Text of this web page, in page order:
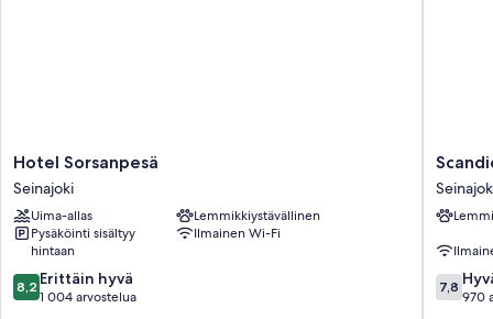
Hotel
Sorsanpesä
Seinajoki
Hotel Sorsanpesä
Seinajoki
Uima-allas
Lemmikkiystävällinen
Pysäköinti sisältyy
hintaan
Ilmainen Wi-Fi
8.2
kautta
8,2 Erittäin hyvä
1 004 arvostelua
Scandic
7.8
kautta
7,8
970